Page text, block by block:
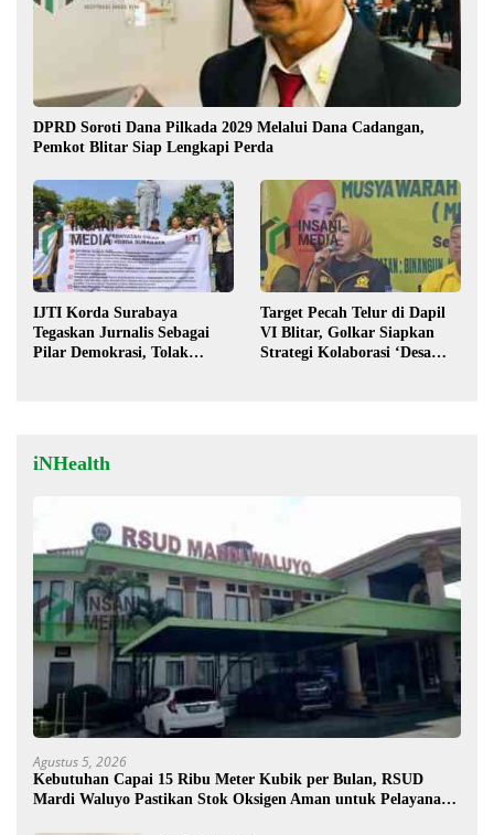
DPRD Soroti Dana Pilkada 2029 Melalui Dana Cadangan,
Pemkot Blitar Siap Lengkapi Perda
IJTI Korda Surabaya
Tegaskan Jurnalis Sebagai
Pilar Demokrasi, Tolak
Target Pecah Telur di Dapil
VI Blitar, Golkar Siapkan
Strategi Kolaborasi ‘Desa
iNHealth
Agustus 5, 2026
Kebutuhan Capai 15 Ribu Meter Kubik per Bulan, RSUD
Mardi Waluyo Pastikan Stok Oksigen Aman untuk Pelayanan